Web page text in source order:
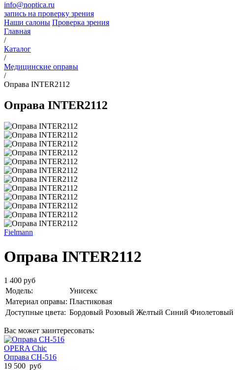
info@noptica.ru
запись на проверку зрения
Наши салоны Проверка зрения
Главная
/
Каталог
/
Медицинские оправы
/
Оправа INTER2112
Оправа INTER2112
Fielmann
Оправа INTER2112
1 400 руб
Модель:
Унисекс
Материал оправы: Пластиковая
Доступные цвета: Бордовый Розовый Желтый Синий Фиолетовый
Вас может заинтересовать:
OPERA Chic
Оправа CH-516
19 500 руб